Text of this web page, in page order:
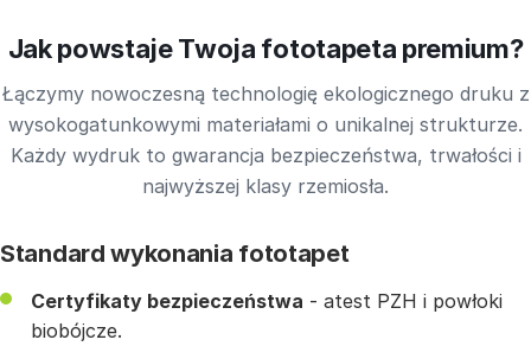
Jak powstaje Twoja fototapeta premium?
Łączymy nowoczesną technologię ekologicznego druku z
wysokogatunkowymi materiałami o unikalnej strukturze.
Każdy wydruk to gwarancja bezpieczeństwa, trwałości i
najwyższej klasy rzemiosła.
Standard wykonania fototapet
Certyfikaty bezpieczeństwa - atest PZH i powłoki
biobójcze.